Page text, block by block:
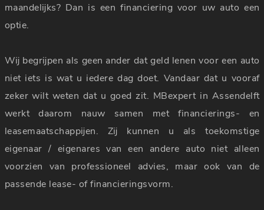
maandelijks? Dan is een financiering voor uw auto een
optie.
Wij begrijpen als geen ander dat geld lenen voor een auto
niet iets is wat u iedere dag doet. Vandaar dat u vooraf
zeker wilt weten dat u goed zit. MBexpert in Assendelft
werkt daarom nauw samen met financierings- en
leasemaatschappijen. Zij kunnen u als toekomstige
eigenaar / eigenares van een andere auto niet alleen
voorzien van professioneel advies, maar ook van de
passende lease- of financieringsvorm.